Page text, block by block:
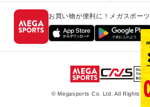
お買い物が便利に！メガスポー
© Megasports Co. Ltd. All Rights